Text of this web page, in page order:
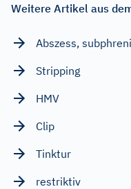
Weitere Artikel aus
Abszess,
Stripping
HMV
Clip
Tinktur
restriktiv